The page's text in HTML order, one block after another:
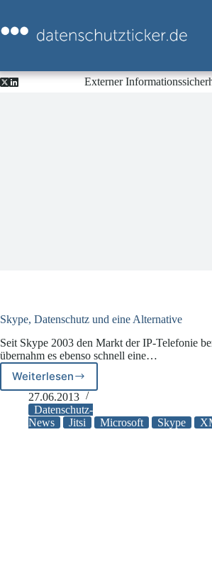
springen
Externer
Skype, Datenschutz und eine Alternative
Seit Skype 2003 den Markt der IP-Telefonie
übernahm es ebenso schnell eine…
Weiterlesen
Skype,
Datenschutz
und
eine
27.06.2013
Datenschutz-
News
Jitsi Microsoft Skype